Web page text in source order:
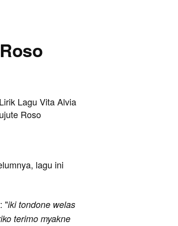
lagu ini
"iki tondone welas
terimo myakne